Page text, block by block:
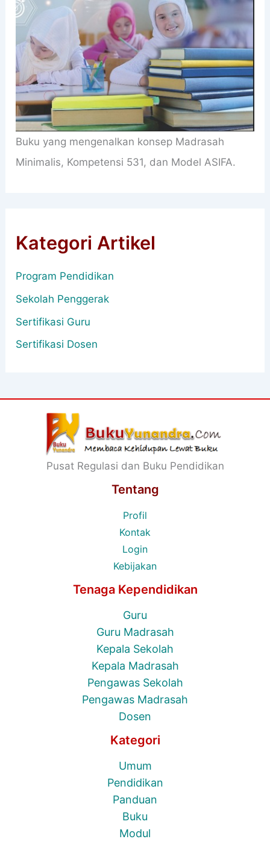
Buku yang mengenalkan konsep Madrasah
Minimalis, Kompetensi 531, dan Model ASIFA.
Kategori Artikel
Program Pendidikan
Sekolah Penggerak
Sertifikasi Guru
Sertifikasi Dosen
Pusat Regulasi dan Buku Pendidikan
Tentang
Profil
Kontak
Login
Kebijakan
Tenaga Kependidikan
Guru
Guru Madrasah
Kepala Sekolah
Kepala Madrasah
Pengawas Sekolah
Pengawas Madrasah
Dosen
Kategori
Umum
Pendidikan
Panduan
Buku
Modul